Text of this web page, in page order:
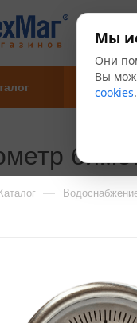
Каталог —
Мы
Они
Вы
cookies.